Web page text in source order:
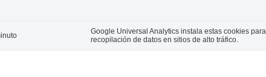
Google Universal Analytics instala estas cookies
recopilación de datos en sitios de alto tráfico.